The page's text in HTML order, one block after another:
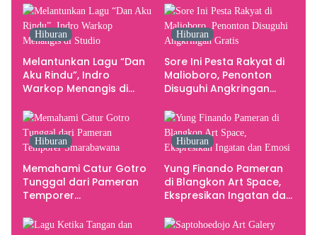
Yogyakarta sebagai
Pusat Pergerakan Seni
Rupa Indonesia
Hiburan
Melantunkan Lagu “Dan
Aku Rindu”, Indro
Warkop Menangis di
Hiburan
Sore Ini Pesta Rakyat di
Malioboro, Penonton
Disuguhi Angkringan
Hiburan
Memahami Catur Gotro
Tunggal dari Pameran
Temporer
Hiburan
Yung Finando Pameran
di Blangkon Art Space,
Ekspresikan Ingatan dan